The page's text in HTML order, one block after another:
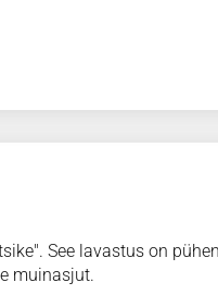
See lavastus on
muinasjut.